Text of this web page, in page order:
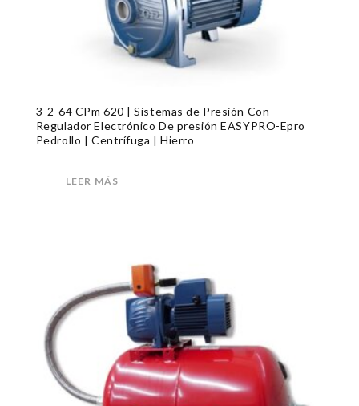
3-2-64 CPm 620 | Sistemas de Presión Con
Regulador Electrónico De presión EASYPRO-Epro
Pedrollo | Centrífuga | Hierro
LEER MÁS